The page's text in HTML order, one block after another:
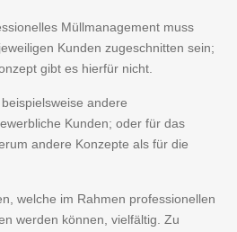
Müllmanagement muss
Kunden zugeschnitten sein;
gibt es hierfür nicht.
andere
Kunden; oder für das
andere Konzepte als für die
welche im Rahmen professionellen
werden können, vielfältig. Zu